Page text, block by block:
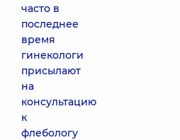
часто в
последнее
время
гинекологи
присылают
на
консультацию
к
флебологу